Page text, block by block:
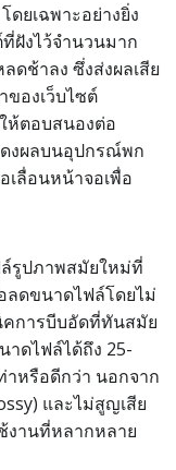
ยเฉพาะอย่างยิ่ง
ฝังไว้จำนวนมาก
ดช้าลง ซึ่งส่งผลเสีย
องเว็บไซต์
ห้ตอบสนองต่อ
งผลบนอุปกรณ์พก
เลื่อนหน้าจอเพื่อ
รูปภาพสมัยใหม่ที่
ลดขนาดไฟล์โดยไม่
การบีบอัดที่ทันสมัย
าดไฟล์ได้ถึง 25-
าหรือดีกว่า นอกจาก
และไม่สูญเสีย
งานที่หลากหลาย